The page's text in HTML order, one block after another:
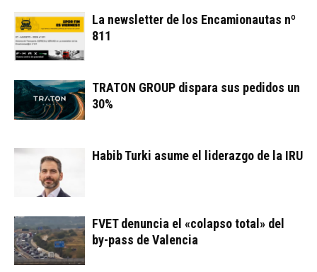
La newsletter de los Encamionautas nº
811
TRATON GROUP dispara sus pedidos un
30%
Habib Turki asume el liderazgo de la IRU
FVET denuncia el «colapso total» del
by-pass de Valencia